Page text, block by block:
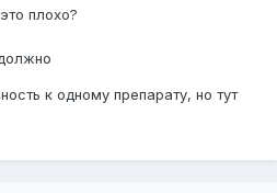
плохо?
к одному препарату, но тут